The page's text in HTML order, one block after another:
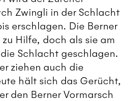
Zwingli in der Schlacht
erschlagen. Die Berner
Hilfe, doch als sie am
Schlacht geschlagen.
ziehen auch die
hält sich das Gerücht,
den Berner Vormarsch